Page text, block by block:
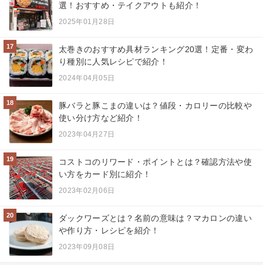
選！おすすめ・テイクアウトも紹介！
2025年01月28日
17
太巻きのおすすめ具材ランキング20選！定番・変わ
り種別に人気レシピで紹介！
2024年04月05日
18
豚バラと豚こまの違いは？値段・カロリーの比較や
使い分け方など紹介！
2023年04月27日
19
コストコのリワード・ポイントとは？確認方法や使
い方をカード別に紹介！
2023年02月06日
20
ダックワーズとは？名前の意味は？マカロンの違い
や作り方・レシピを紹介！
2023年09月08日